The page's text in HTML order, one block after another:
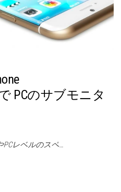
PCのサブモニタ
レベルのスペ…